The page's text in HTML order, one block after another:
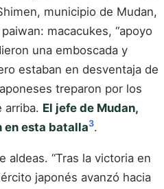
municipio de Mudan,
macacukes, “apoyo
una emboscada y
estaban en desventaja de
treparon por los
arriba. El jefe de Mudan,
en esta batalla3.
aldeas. “Tras la victoria en
japonés avanzó hacia